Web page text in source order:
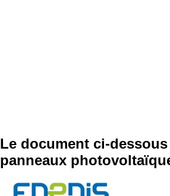
Le document ci-
panneaux